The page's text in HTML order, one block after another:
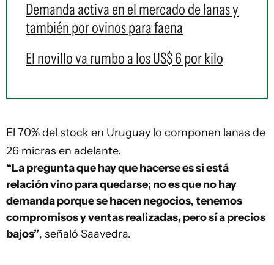
Demanda activa en el mercado de lanas y
también por ovinos para faena
El novillo va rumbo a los US$ 6 por kilo
El 70% del stock en Uruguay lo componen lanas de
26 micras en adelante.
“La pregunta que hay que hacerse es si está
relación vino para quedarse; no es que no hay
demanda porque se hacen negocios, tenemos
compromisos y ventas realizadas, pero sí a precios
bajos”, señaló Saavedra.